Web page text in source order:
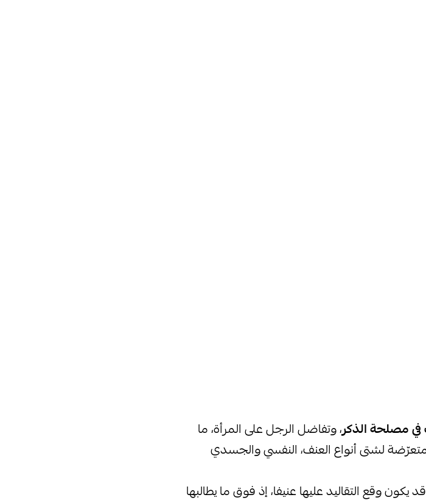
في مصلحة الذكر، وتفاضل الرجل على المرأة، ما
لشتى أنواع العنف، النفسي والجسدي
قد يكون وقع التقاليد عليها عنيفا، إذ فوق ما يطالبها